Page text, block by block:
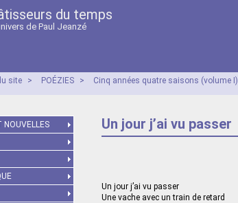
du temps
de Paul Jeanzé
site > POÉZIES > Cinq années quatre saisons (volume I)
Un jour j’ai vu passer
Un jour j’ai vu passer
Une vache avec un train de retard
NOUVELLES